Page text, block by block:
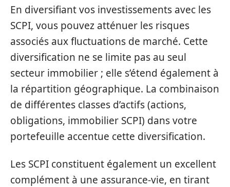
En diversifiant vos investissements avec les
SCPI, vous pouvez atténuer les risques
associés aux fluctuations de marché. Cette
diversification ne se limite pas au seul
secteur immobilier ; elle s’étend également à
la répartition géographique. La combinaison
de différentes classes d’actifs (actions,
obligations, immobilier SCPI) dans votre
portefeuille accentue cette diversification.
Les SCPI constituent également un excellent
complément à une assurance-vie, en tirant